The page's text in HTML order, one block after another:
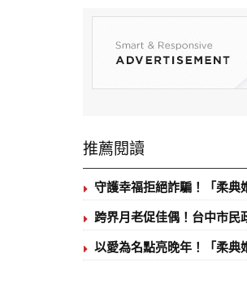
推薦閱讀
守護幸福拒絕詐騙！「柔典
跨界月老促佳偶！台中市民
以愛為名點亮晚年！「柔典